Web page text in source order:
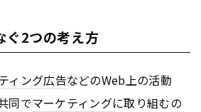
ぐ2つの考え方
ィング広告などのWeb上の活動
同でマーケティングに取り組むの